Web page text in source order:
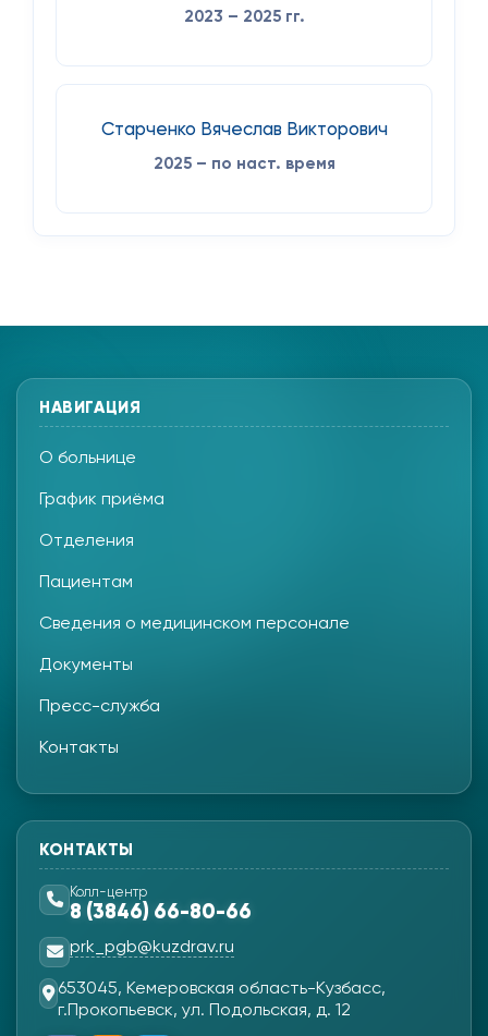
2023 – 2025 гг.
Старченко Вячеслав Викторович
2025 – по наст. время
НАВИГАЦИЯ
О больнице
График приёма
Отделения
Пациентам
Сведения о медицинском персонале
Документы
Пресс-служба
Контакты
КОНТАКТЫ
Колл-центр
8 (3846) 66-80-66
prk_pgb@kuzdrav.ru
653045, Кемеровская область-Кузбасс,
г.Прокопьевск, ул. Подольская, д. 12